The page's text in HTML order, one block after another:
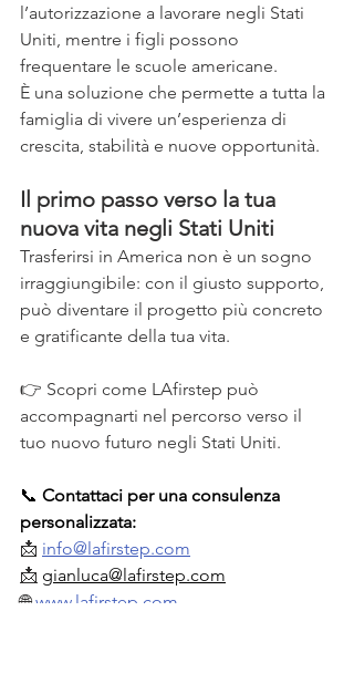
l’autorizzazione a lavorare negli Stati
Uniti, mentre i figli possono
frequentare le scuole americane.
È una soluzione che permette a tutta la
famiglia di vivere un’esperienza di
crescita, stabilità e nuove opportunità.
Il primo passo verso la tua
nuova vita negli Stati Uniti
Trasferirsi in America non è un sogno
irraggiungibile: con il giusto supporto,
può diventare il progetto più concreto
e gratificante della tua vita.
👉 Scopri come LAfirstep può
accompagnarti nel percorso verso il
tuo nuovo futuro negli Stati Uniti.
📞 Contattaci per una consulenza
personalizzata:
📩 info@lafirstep.com
📩 gianluca@lafirstep.com
🌐 www.lafirstep.com